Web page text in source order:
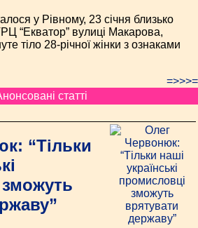
у Рівному, 23 січня близько
“Екватор” вулиці Макарова,
тіло 28-річної жінки з ознаками
=>>>=
статті
“Тільки